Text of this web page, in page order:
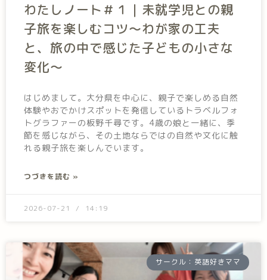
わたしノート＃１｜未就学児との親
子旅を楽しむコツ～わが家の工夫
と、旅の中で感じた子どもの小さな
変化～
はじめまして。大分県を中心に、親子で楽しめる自然
体験やおでかけスポットを発信しているトラベルフォ
トグラファーの板野千尋です。4歳の娘と一緒に、季
節を感じながら、その土地ならではの自然や文化に触
れる親子旅を楽しんでいます。
つづきを読む »
2026-07-21 14:19
サークル：英語好きママ